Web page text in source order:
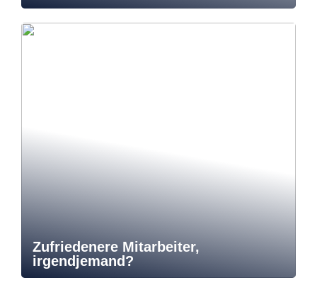
Zufriedenere Mitarbeiter,
irgendjemand?